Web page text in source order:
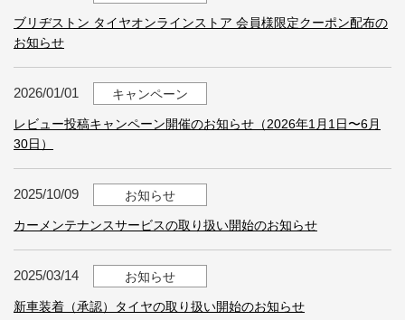
ブリヂストン タイヤオンラインストア 会員様限定クーポン配布の
お知らせ
2026/01/01 キャンペーン
レビュー投稿キャンペーン開催のお知らせ（2026年1月1日〜6月
30日）
2025/10/09 お知らせ
カーメンテナンスサービスの取り扱い開始のお知らせ
2025/03/14 お知らせ
新車装着（承認）タイヤの取り扱い開始のお知らせ